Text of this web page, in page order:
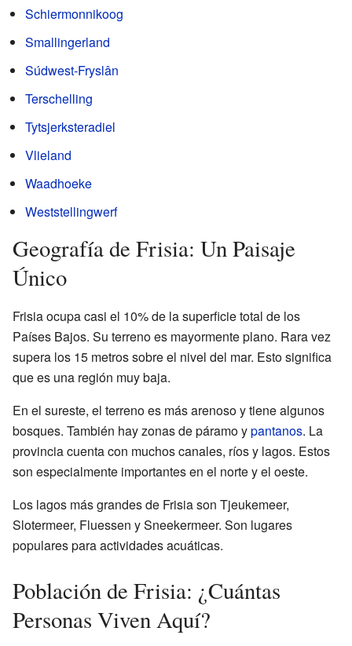
Schiermonnikoog
Smallingerland
Súdwest-Fryslân
Terschelling
Tytsjerksteradiel
Vlieland
Waadhoeke
Weststellingwerf
Geografía de Frisia: Un Paisaje
Único
Frisia ocupa casi el 10% de la superficie total de los
Países Bajos. Su terreno es mayormente plano. Rara vez
supera los 15 metros sobre el nivel del mar. Esto significa
que es una región muy baja.
En el sureste, el terreno es más arenoso y tiene algunos
bosques. También hay zonas de páramo ypantanos. La
provincia cuenta con muchos canales, ríos y lagos. Estos
son especialmente importantes en el norte y el oeste.
Los lagos más grandes de Frisia son Tjeukemeer,
Slotermeer, Fluessen y Sneekermeer. Son lugares
populares para actividades acuáticas.
Población de Frisia: ¿Cuántas
Personas Viven Aquí?